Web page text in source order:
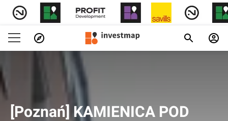
[Poznań] KAMIENICA POD